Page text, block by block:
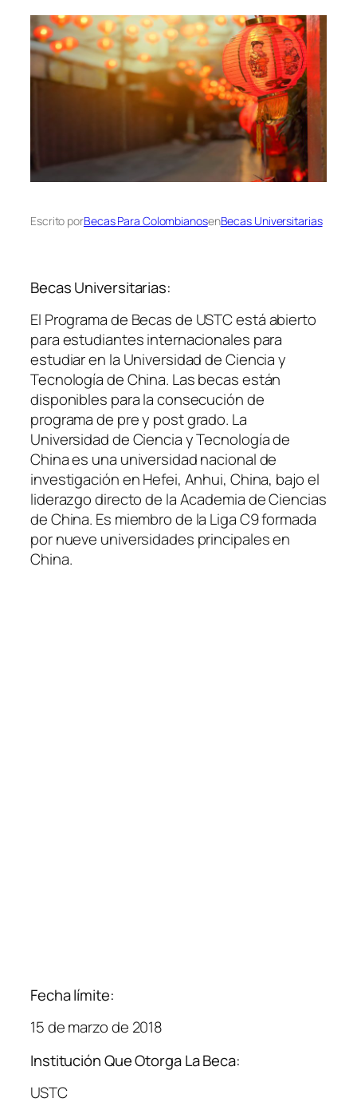
Escrito porBecas Para ColombianosenBecas Universitarias
Becas Universitarias:
El Programa de Becas de USTC está abierto
para estudiantes internacionales para
estudiar en la Universidad de Ciencia y
Tecnología de China. Las becas están
disponibles para la consecución de
programa de pre y post grado. La
Universidad de Ciencia y Tecnología de
China es una universidad nacional de
investigación en Hefei, Anhui, China, bajo el
liderazgo directo de la Academia de Ciencias
de China. Es miembro de la Liga C9 formada
por nueve universidades principales en
China.
Fecha límite:
15 de marzo de 2018
Institución Que Otorga La Beca:
USTC